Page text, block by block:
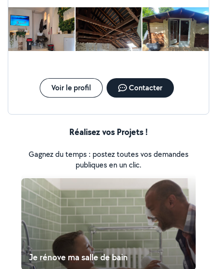
Voir le profil Contacter
Réalisez vos Projets !
Gagnez du temps : postez toutes vos demandes
publiques en un clic.
Je rénove ma salle de bain